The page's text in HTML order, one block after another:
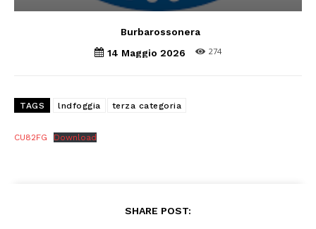
Burbarossonera
14 Maggio 2026
274
TAGS lndfoggia terza categoria
CU82FG Download
SHARE POST: